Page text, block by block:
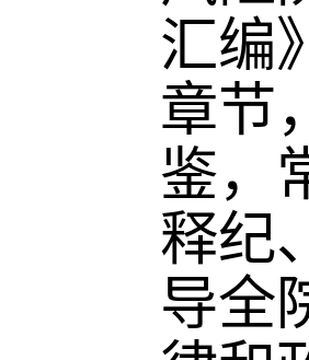
汇编
章节
鉴，
释纪
导全